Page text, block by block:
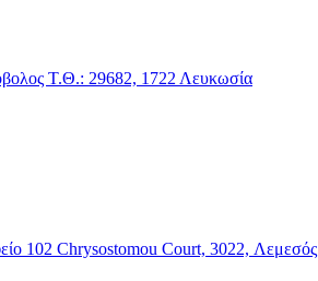
Τ.Θ.: 29682, 1722 Λευκωσία
102 Chrysostomou Court, 3022, Λεμεσός